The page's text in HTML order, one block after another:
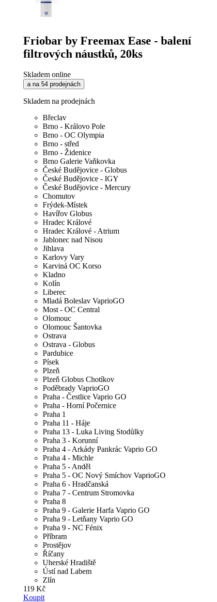
Friobar by Freemax Ease - balení
filtrových náustků, 20ks
Skladem online
a na 54 prodejnách
Skladem na prodejnách
Břeclav
Brno - Královo Pole
Brno - OC Olympia
Brno - střed
Brno - Židenice
Brno Galerie Vaňkovka
České Budějovice - Globus
České Budějovice - IGY
České Budějovice - Mercury
Chomutov
Frýdek-Místek
Havířov Globus
Hradec Králové
Hradec Králové - Atrium
Jablonec nad Nisou
Jihlava
Karlovy Vary
Karviná OC Korso
Kladno
Kolín
Liberec
Mladá Boleslav VaprioGO
Most - OC Central
Olomouc
Olomouc Šantovka
Ostrava
Ostrava - Globus
Pardubice
Písek
Plzeň
Plzeň Globus Chotíkov
Poděbrady VaprioGO
Praha - Čestlice Vaprio GO
Praha - Horní Počernice
Praha 1
Praha 11 - Háje
Praha 13 - Luka Living Stodůlky
Praha 3 - Korunní
Praha 4 - Arkády Pankrác Vaprio GO
Praha 4 - Michle
Praha 5 - Anděl
Praha 5 - OC Nový Smíchov VaprioGO
Praha 6 - Hradčanská
Praha 7 - Centrum Stromovka
Praha 8
Praha 9 - Galerie Harfa Vaprio GO
Praha 9 - Letňany Vaprio GO
Praha 9 - NC Fénix
Příbram
Prostějov
Říčany
Uherské Hradiště
Ústí nad Labem
Zlín
119 Kč
Koupit